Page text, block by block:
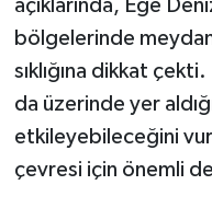
açıklarında, Ege
bölgelerinde
sıklığına dikkat
da üzerinde yer
etkileyebileceğini
çevresi için önemli
Tarihi Yapılarımız
Teknoloji
Türkiye